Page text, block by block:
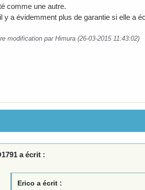
comme une autre.
y a évidemment plus de garantie si elle a
modification par Himura (26-03-2015 11:43:02)
a écrit :
Erico a écrit :